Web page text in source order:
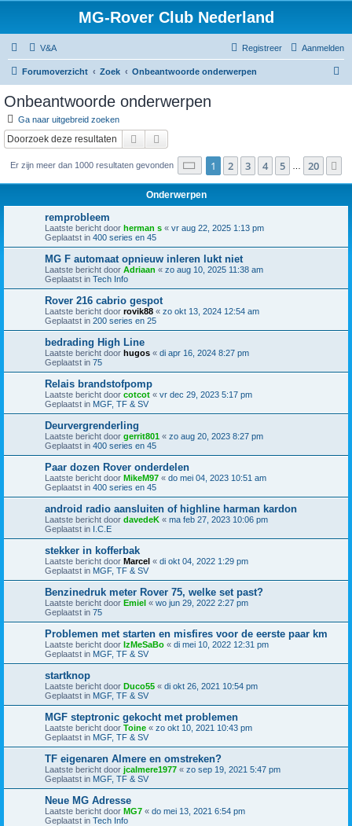
MG-Rover Club Nederland
V&A Aanmelden
Registreer
Forumoverzicht Zoek Onbeantwoorde onderwerpen
Onbeantwoorde onderwerpen
Ga naar uitgebreid zoeken
Zoek
Er zijn meer dan 1000 resultaten gevonden Pagina van 20
1 2 3 4 5 20
Onderwerpen
remprobleem
Laatste bericht door herman s « vr aug 22, 2025 1:13 pm
Geplaatst in 400 series en 45
MG F automaat opnieuw inleren lukt niet
Laatste bericht door Adriaan « zo aug 10, 2025 11:38 am
Geplaatst in Tech Info
Rover 216 cabrio gespot
Laatste bericht door rovik88 « zo okt 13, 2024 12:54 am
Geplaatst in 200 series en 25
bedrading High Line
Laatste bericht door hugos « di apr 16, 2024 8:27 pm
Geplaatst in 75
Relais brandstofpomp
Laatste bericht door cotcot « vr dec 29, 2023 5:17 pm
Geplaatst in MGF, TF & SV
Deurvergrenderling
Laatste bericht door gerrit801 « zo aug 20, 2023 8:27 pm
Geplaatst in 400 series en 45
Paar dozen Rover onderdelen
Laatste bericht door MikeM97 « do mei 04, 2023 10:51 am
Geplaatst in 400 series en 45
android radio aansluiten of highline harman kardon
Laatste bericht door davedeK « ma feb 27, 2023 10:06 pm
Geplaatst in I.C.E
stekker in kofferbak
Laatste bericht door Marcel « di okt 04, 2022 1:29 pm
Geplaatst in MGF, TF & SV
Benzinedruk meter Rover 75, welke set past?
Laatste bericht door Emiel « wo jun 29, 2022 2:27 pm
Geplaatst in 75
Problemen met starten en misfires voor de eerste paar km
Laatste bericht door IzMeSaBo « di mei 10, 2022 12:31 pm
Geplaatst in MGF, TF & SV
startknop
Laatste bericht door Duco55 « di okt 26, 2021 10:54 pm
Geplaatst in MGF, TF & SV
MGF steptronic gekocht met problemen
Laatste bericht door Toine « zo okt 10, 2021 10:43 pm
Geplaatst in MGF, TF & SV
TF eigenaren Almere en omstreken?
Laatste bericht door jcalmere1977 « zo sep 19, 2021 5:47 pm
Geplaatst in MGF, TF & SV
Neue MG Adresse
Laatste bericht door MG7 « do mei 13, 2021 6:54 pm
Geplaatst in Tech Info